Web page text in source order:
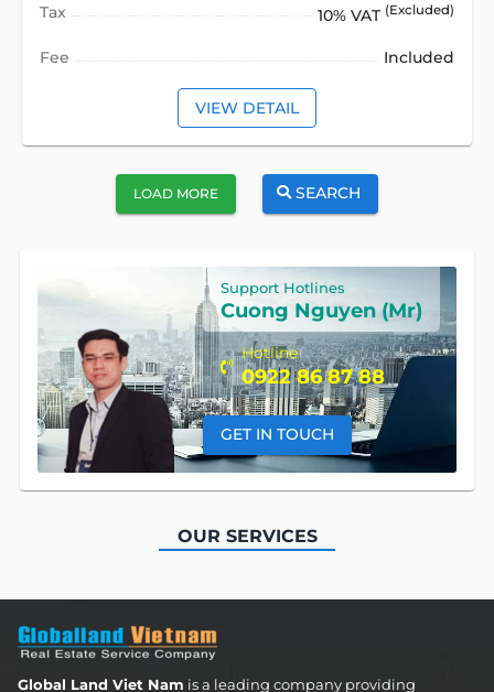
Tax 10% VAT (Excluded)
Fee Included
VIEW DETAIL
LOAD MORE SEARCH
Support Hotlines
Cuong Nguyen (Mr)
Hotline
0922 86 87 88
GET IN TOUCH
OUR SERVICES